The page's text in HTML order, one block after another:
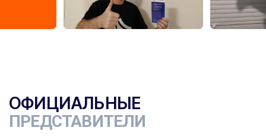
ОФИЦИАЛЬНЫЕ
ПРЕДСТАВИТЕЛИ